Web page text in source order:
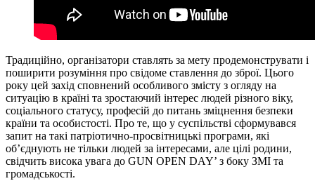
Традиційно, організатори ставлять за мету продемонструвати і
поширити розуміння про свідоме ставлення до зброї. Цього
року цей захід сповнений особливого змісту з огляду на
ситуацію в країні та зростаючий інтерес людей різного віку,
соціального статусу, професій до питань зміцнення безпеки
країни та особистості. Про те, що у суспільстві сформувався
запит на такі патріотично-просвітницькі програми, які
об’єднують не тільки людей за інтересами, але цілі родини,
свідчить висока увага до GUN OPEN DAY’ з боку ЗМІ та
громадськості.